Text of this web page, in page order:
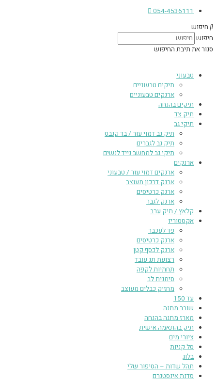
054-4536111
חיפוש
חיפוש
סגור את תיבת החיפוש
טבעוני
תיקים טבעוניים
ארנקים טבעוניים
תיקים בהנחה
תיק צד
תיקי גב
תיק גב דמוי עור / בד קנבס
תיק גב לגברים
תיקי גב למחשב נייד לנשים
ארנקים
ארנקים דמוי עור / טבעוני
ארנק דרכון מעוצב
ארנק כרטיסים
ארנק לגבר
קלאץ / תיק ערב
אקססוריז
פד לעכבר
ארנק כרטיסים
ארנק לכסף קטן
רצועת תג עובד
תחתיות לקפה
סימנית לב
מחזיק כבלים מעוצב
עד 150
שובר מתנה
מארז מתנה בהנחה
תיק בהתאמה אישית
ציורי מים
סל קניות
בלוג
תהל שדות – הסיפור שלי
סדנת אינסטגרם